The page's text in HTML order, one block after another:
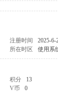
注册时间
2025-6-
所在时区 使用系
积分
13
V币 0